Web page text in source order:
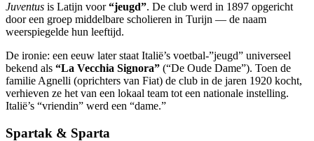
Juventus is Latijn voor“jeugd”. De club werd in 1897 opgericht
door een groep middelbare scholieren in Turijn — de naam
weerspiegelde hun leeftijd.
De ironie: een eeuw later staat Italië’s voetbal-”jeugd” universeel
bekend als “La Vecchia Signora” (“De Oude Dame”). Toen de
familie Agnelli (oprichters van Fiat) de club in de jaren 1920 kocht,
verhieven ze het van een lokaal team tot een nationale instelling.
Italië’s “vriendin” werd een “dame.”
Spartak & Sparta